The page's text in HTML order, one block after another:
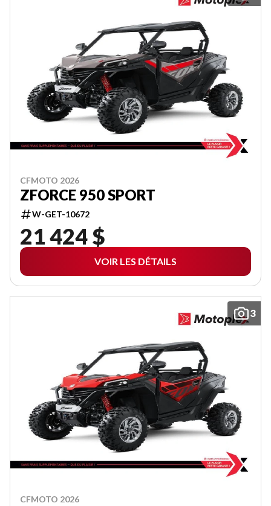
CFMOTO 2026
ZFORCE 950 SPORT
W-GET-10672
21 424 $
VOIR LES DÉTAILS
3
CFMOTO 2026